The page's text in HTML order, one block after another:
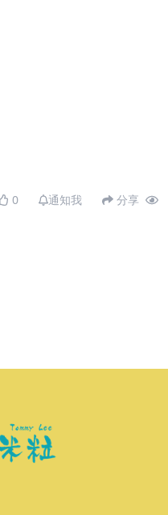
0 通知我 分享